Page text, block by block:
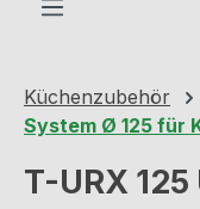
Küchenzubehör
System Ø 125 für
T-URX